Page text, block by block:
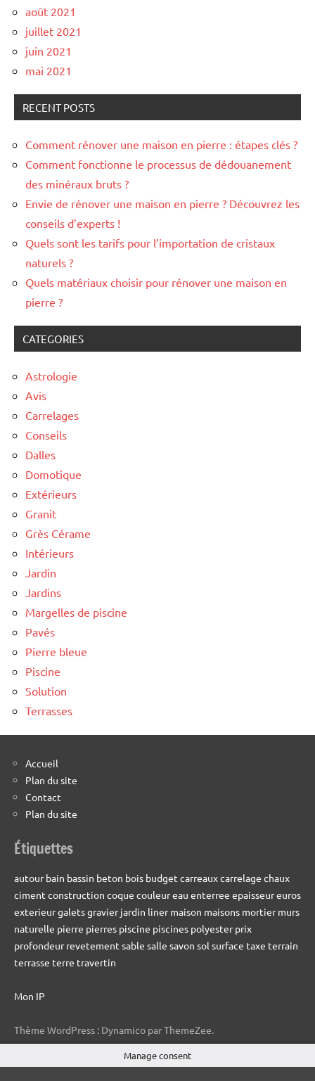
août 2021
juillet 2021
juin 2021
mai 2021
RECENT POSTS
Comment rénover une maison en pierre : étapes clés ?
Comment fonctionne le processus de dédouanement
des minéraux bruts ?
Envie de rénover une maison en pierre ? Découvrez les
conseils d’experts !
Quels sont les tarifs pour l’importation de cristaux
naturels ?
Quels matériaux choisir pour rénover une maison en
pierre ?
CATEGORIES
Astrologie
Avis
Carrelages
Conseils
Dalles
Domotique
Extérieurs
Granit
Grès Cérame
Intérieurs
Jardin
Jardins
Margelles de piscine
Pavés
Pierre bleue
Piscine
Solution
Terrasses
Accueil
Plan du site
Contact
Plan du site
Étiquettes
autour bain bassin beton bois budget carreauxcarrelage chaux
ciment construction coque couleureau enterree epaisseureuros
exterieurgaletsgravier jardin liner maison maisons mortier murs
naturelle pierre pierres piscine piscines polyester prix
profondeur revetement sable salle savon sol surface taxe terrain
terrasse terre travertin
Mon IP
Thème WordPress : Dynamico par ThemeZee.
Manage consent